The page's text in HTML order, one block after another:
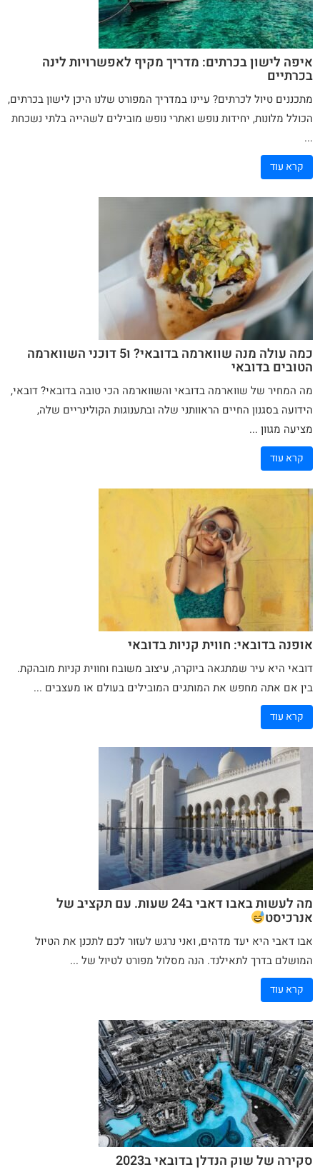
איפה לישון בכרתים: מדריך מקיף לאפשרויות לינה
בכרתיים
מתכננים טיול לכרתים? עיינו במדריך המפורט שלנו היכן לישון בכרתים,
הכולל מלונות, יחידות נופש ואתרי נופש מובילים לשהייה בלתי נשכחת
...
קרא עוד
כמה עולה מנה שווארמה בדובאי? ו5 דוכני השווארמה
הטובים בדובאי
מה המחיר של שווארמה בדובאי והשווארמה הכי טובה בדובאי? דובאי,
הידועה בסגנון החיים הראוותני שלה ובתענוגות הקולינריים שלה,
מציעה מגוון ...
קרא עוד
אופנה בדובאי: חווית קניות בדובאי
דובאי היא עיר שמתגאה ביוקרה, עיצוב משובח וחווית קניות מובהקת.
בין אם אתה מחפש את המותגים המובילים בעולם או מעצבים ...
קרא עוד
מה לעשות באבו דאבי ב24 שעות. עם תקציב של
אנרכיסט
אבו דאבי היא יעד מדהים, ואני נרגש לעזור לכם לתכנן את הטיול
המושלם בדרך לתאילנד. הנה מסלול מפורט לטיול של ...
קרא עוד
סקירה של שוק הנדלן בדובאי ב2023